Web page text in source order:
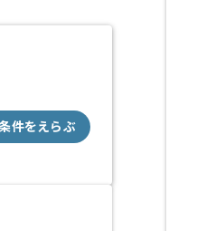
件をえらぶ